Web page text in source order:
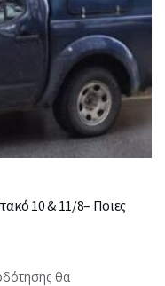
10 & 11/8– Ποιες
θα